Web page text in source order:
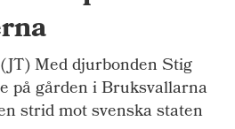
Med djurbonden Stig
på gården i Bruksvallarna
strid mot svenska staten